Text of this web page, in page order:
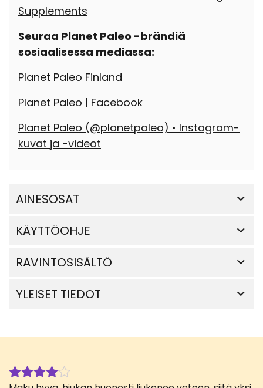
Supplements
Seuraa Planet Paleo -brändiä
sosiaalisessa mediassa:
Planet Paleo Finland
Planet Paleo | Facebook
Planet Paleo (@planetpaleo) • Instagram-
kuvat ja -videot
AINESOSAT
KÄYTTÖOHJE
RAVINTOSISÄLTÖ
YLEISET TIEDOT